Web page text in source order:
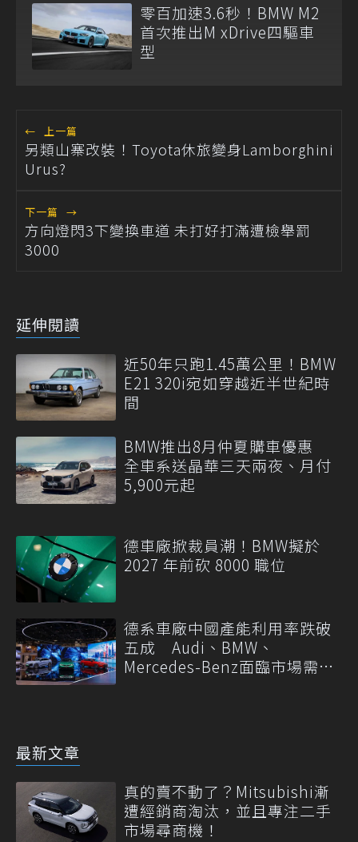
零百加速3.6秒！BMW M2
首次推出M xDrive四驅車
型
← 上一篇
另類山寨改裝！Toyota休旅變身Lamborghini
Urus?
下一篇 →
方向燈閃3下變換車道 未打好打滿遭檢舉罰
3000
延伸閱讀
近50年只跑1.45萬公里！BMW
E21 320i宛如穿越近半世紀時
間
BMW推出8月仲夏購車優惠
全車系送晶華三天兩夜、月付
5,900元起
德車廠掀裁員潮！BMW擬於
2027 年前砍 8000 職位
德系車廠中國產能利用率跌破
五成 Audi、BMW、
Mercedes-Benz面臨市場需求
最新文章
真的賣不動了？Mitsubishi漸
遭經銷商淘汰，並且專注二手
市場尋商機！